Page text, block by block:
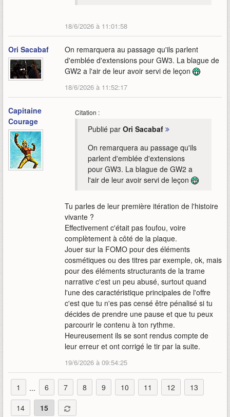
18/6/2026 à 11:01:58
Ori Sacabaf
On remarquera au passage qu'ils parlent
d'emblée d'extensions pour GW3. La blague de
GW2 a l'air de leur avoir servi de leçon
18/6/2026 à 11:52:17
Capitaine
Courage
Citation :
Publié par Ori Sacabaf
On remarquera au passage qu'ils
parlent d'emblée d'extensions
pour GW3. La blague de GW2 a
l'air de leur avoir servi de leçon
Tu parles de leur première itération de l'histoire
vivante ?
Effectivement c'était pas foufou, voire
complètement à côté de la plaque.
Jouer sur la FOMO pour des éléments
cosmétiques ou des titres par exemple, ok, mais
pour des éléments structurants de la trame
narrative c'est un peu abusé, surtout quand
l'une des caractéristique principales de l'offre
c'est que tu n'es pas censé être pénalisé si tu
décides de prendre une pause et que tu peux
parcourir le contenu à ton rythme.
Heureusement ils se sont rendus compte de
leur erreur et ont corrigé le tir par la suite.
19/6/2026 à 09:54:25
1 ... 6 7 8 9 10 11 12
13
14
15